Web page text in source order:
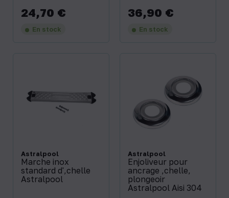
Prix
24,70 €
En stock
Prix
36,90 €
En stock
Astralpool
Marche inox
standard d'‚chelle
Astralpool
Astralpool
Enjoliveur pour
ancrage ‚chelle,
plongeoir
Astralpool Aisi 304